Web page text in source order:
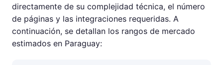
directamente de su complejidad técnica, el número
de páginas y las integraciones requeridas. A
continuación, se detallan los rangos de mercado
estimados en Paraguay: